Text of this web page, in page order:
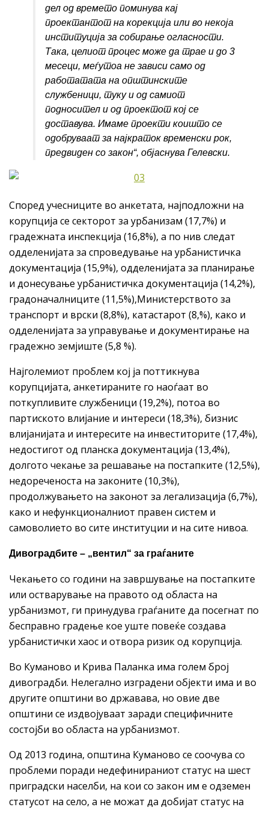
дел од времето поминува кај
проектантот на корекција или во некоја
институција за собирање огласности.
Така, целиот процес може да трае и до 3
месеци, меѓутоа не зависи само од
работатата на општинските
службеници, туку и од самиот
подносител и од проектот кој се
доставува. Имаме проекти коишто се
одобруваат за најкраток временски рок,
предвиден со закон“, објаснува Гелевски.
Според учесниците во анкетата, најподложни на
корупција се секторот за урбанизам (17,7%) и
градежната инспекција (16,8%), а по нив следат
одделенијата за спроведување на урбанистичка
документација (15,9%), одделенијата за планирање
и донесување урбанистичка документација (14,2%),
градоначалниците (11,5%),Министерството за
транспорт и врски (8,8%), катастарот (8,%), како и
одделенијата за управување и документирање на
градежно земјиште (5,8 %).
Најголемиот проблем кој ја поттикнува
корупцијата, анкетираните го наоѓаат во
поткупливите службеници (19,2%), потоа во
партиското влијание и интереси (18,3%), бизнис
влијанијата и интересите на инвеститорите (17,4%),
недостигот од планска документација (13,4%),
долгото чекање за решавање на постапките (12,5%),
недореченоста на законите (10,3%),
продолжувањето на законот за легализација (6,7%),
како и нефункционалниот правен систем и
самоволието во сите институции и на сите нивоа.
Дивоградбите – „вентил“ за граѓаните
Чекањето со години на завршување на постапките
или остварување на правото од областа на
урбанизмот, ги принудува граѓаните да посегнат по
бесправно градење кое уште повеќе создава
урбанистички хаос и отвора ризик од корупција.
Во Куманово и Крива Паланка има голем број
дивоградби. Нелегално изградени објекти има и во
другите општини во државава, но овие две
општини се издвојуваат заради специфичните
состојби во областа на урбанизмот.
Од 2013 година, општина Куманово се соочува со
проблеми поради недефинираниот статус на шест
приградски населби, на кои со закон им е одземен
статусот на село, а не можат да добијат статус на